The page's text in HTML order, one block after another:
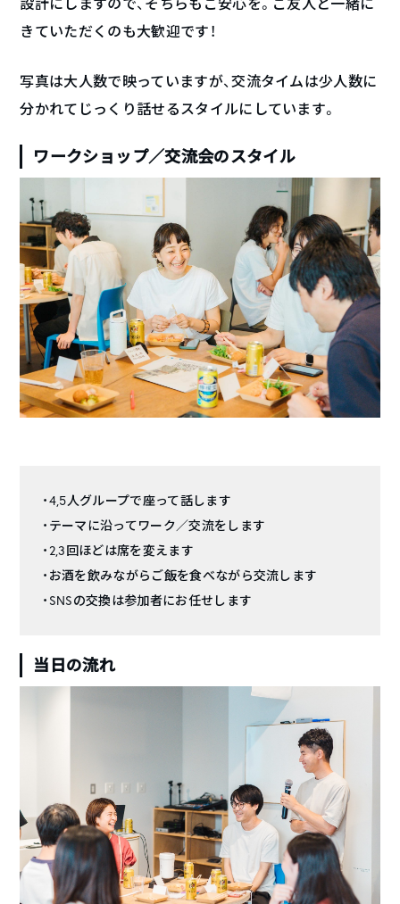
きていただくのも大歓迎です！
写真は大人数で映っていますが、交流タイムは少人数に
分かれてじっくり話せるスタイルにしています。
ワークショップ／交流会のスタイル
・4,5人グループで座って話します
・テーマに沿ってワーク／交流をします
・2,3回ほどは席を変えます
・お酒を飲みながらご飯を食べながら交流します
・SNSの交換は参加者にお任せします
当日の流れ